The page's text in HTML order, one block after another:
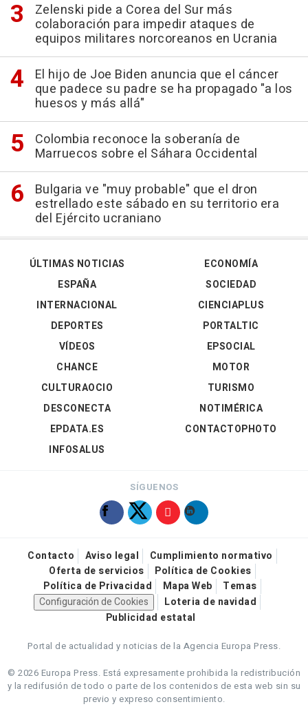
Zelenski pide a Corea del Sur más
colaboración para impedir ataques de
equipos militares norcoreanos en Ucrania
El hijo de Joe Biden anuncia que el cáncer
que padece su padre se ha propagado "a los
huesos y más allá"
Colombia reconoce la soberanía de
Marruecos sobre el Sáhara Occidental
Bulgaria ve "muy probable" que el dron
estrellado este sábado en su territorio era
del Ejército ucraniano
ÚLTIMAS NOTICIAS
ESPAÑA
INTERNACIONAL
DEPORTES
VÍDEOS
ECONOMÍA
SOCIEDAD
CIENCIAPLUS
PORTALTIC
EPSOCIAL
CHANCE
CULTURAOCIO
DESCONECTA
EPDATA.ES
INFOSALUS
MOTOR
TURISMO
NOTIMÉRICA
CONTACTOPHOTO
SÍGUENOS
Contacto Aviso legal
Cumplimiento normativo
Oferta de servicios
Política de Cookies
Política de Privacidad
Mapa Web
Temas
Configuración de Cookies
Loteria de navidad
Publicidad estatal
Portal de actualidad y noticias de la Agencia Europa Press.
© 2026 Europa Press. Está expresamente prohibida la redistribución
y la redifusión de todo o parte de los contenidos de esta web sin su
previo y expreso consentimiento.